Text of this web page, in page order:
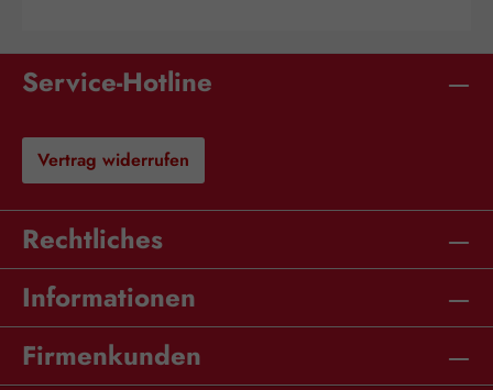
Service-Hotline
Vertrag widerrufen
Rechtliches
Informationen
Firmenkunden